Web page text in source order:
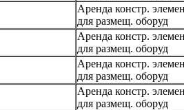
Аренда констр.
для размещ. оборуд
Аренда констр.
для размещ. оборуд
Аренда констр.
для размещ. оборуд
Аренда констр.
для размещ. оборуд